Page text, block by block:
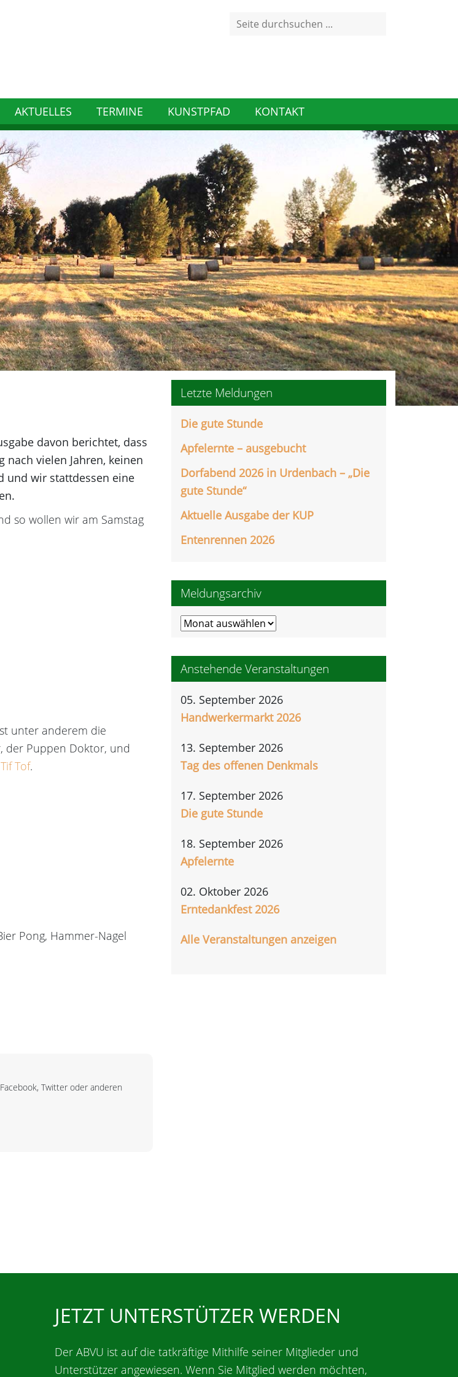
Search
AKTUELLES TERMINE KUNSTPFAD KONTAKT
davon berichtet, dass
nach vielen Jahren, keinen
und wir stattdessen eine
so wollen wir am Samstag
unter anderem die
der Puppen Doktor, und
Tof.
Pong, Hammer-Nagel
Twitter oder anderen
Letzte Meldungen
Die gute Stunde
Apfelernte – ausgebucht
Dorfabend 2026 in Urdenbach – „Die
gute Stunde“
Aktuelle Ausgabe der KUP
Entenrennen 2026
Meldungsarchiv
Meldungsarchiv
Anstehende Veranstaltungen
05. September 2026
Handwerkermarkt 2026
13. September 2026
Tag des offenen Denkmals
17. September 2026
Die gute Stunde
18. September 2026
Apfelernte
02. Oktober 2026
Erntedankfest 2026
Alle Veranstaltungen anzeigen
JETZT UNTERSTÜTZER WERDEN
Der ABVU ist auf die tatkräftige Mithilfe seiner Mitglieder und
Unterstützer angewiesen. Wenn Sie Mitglied werden möchten,